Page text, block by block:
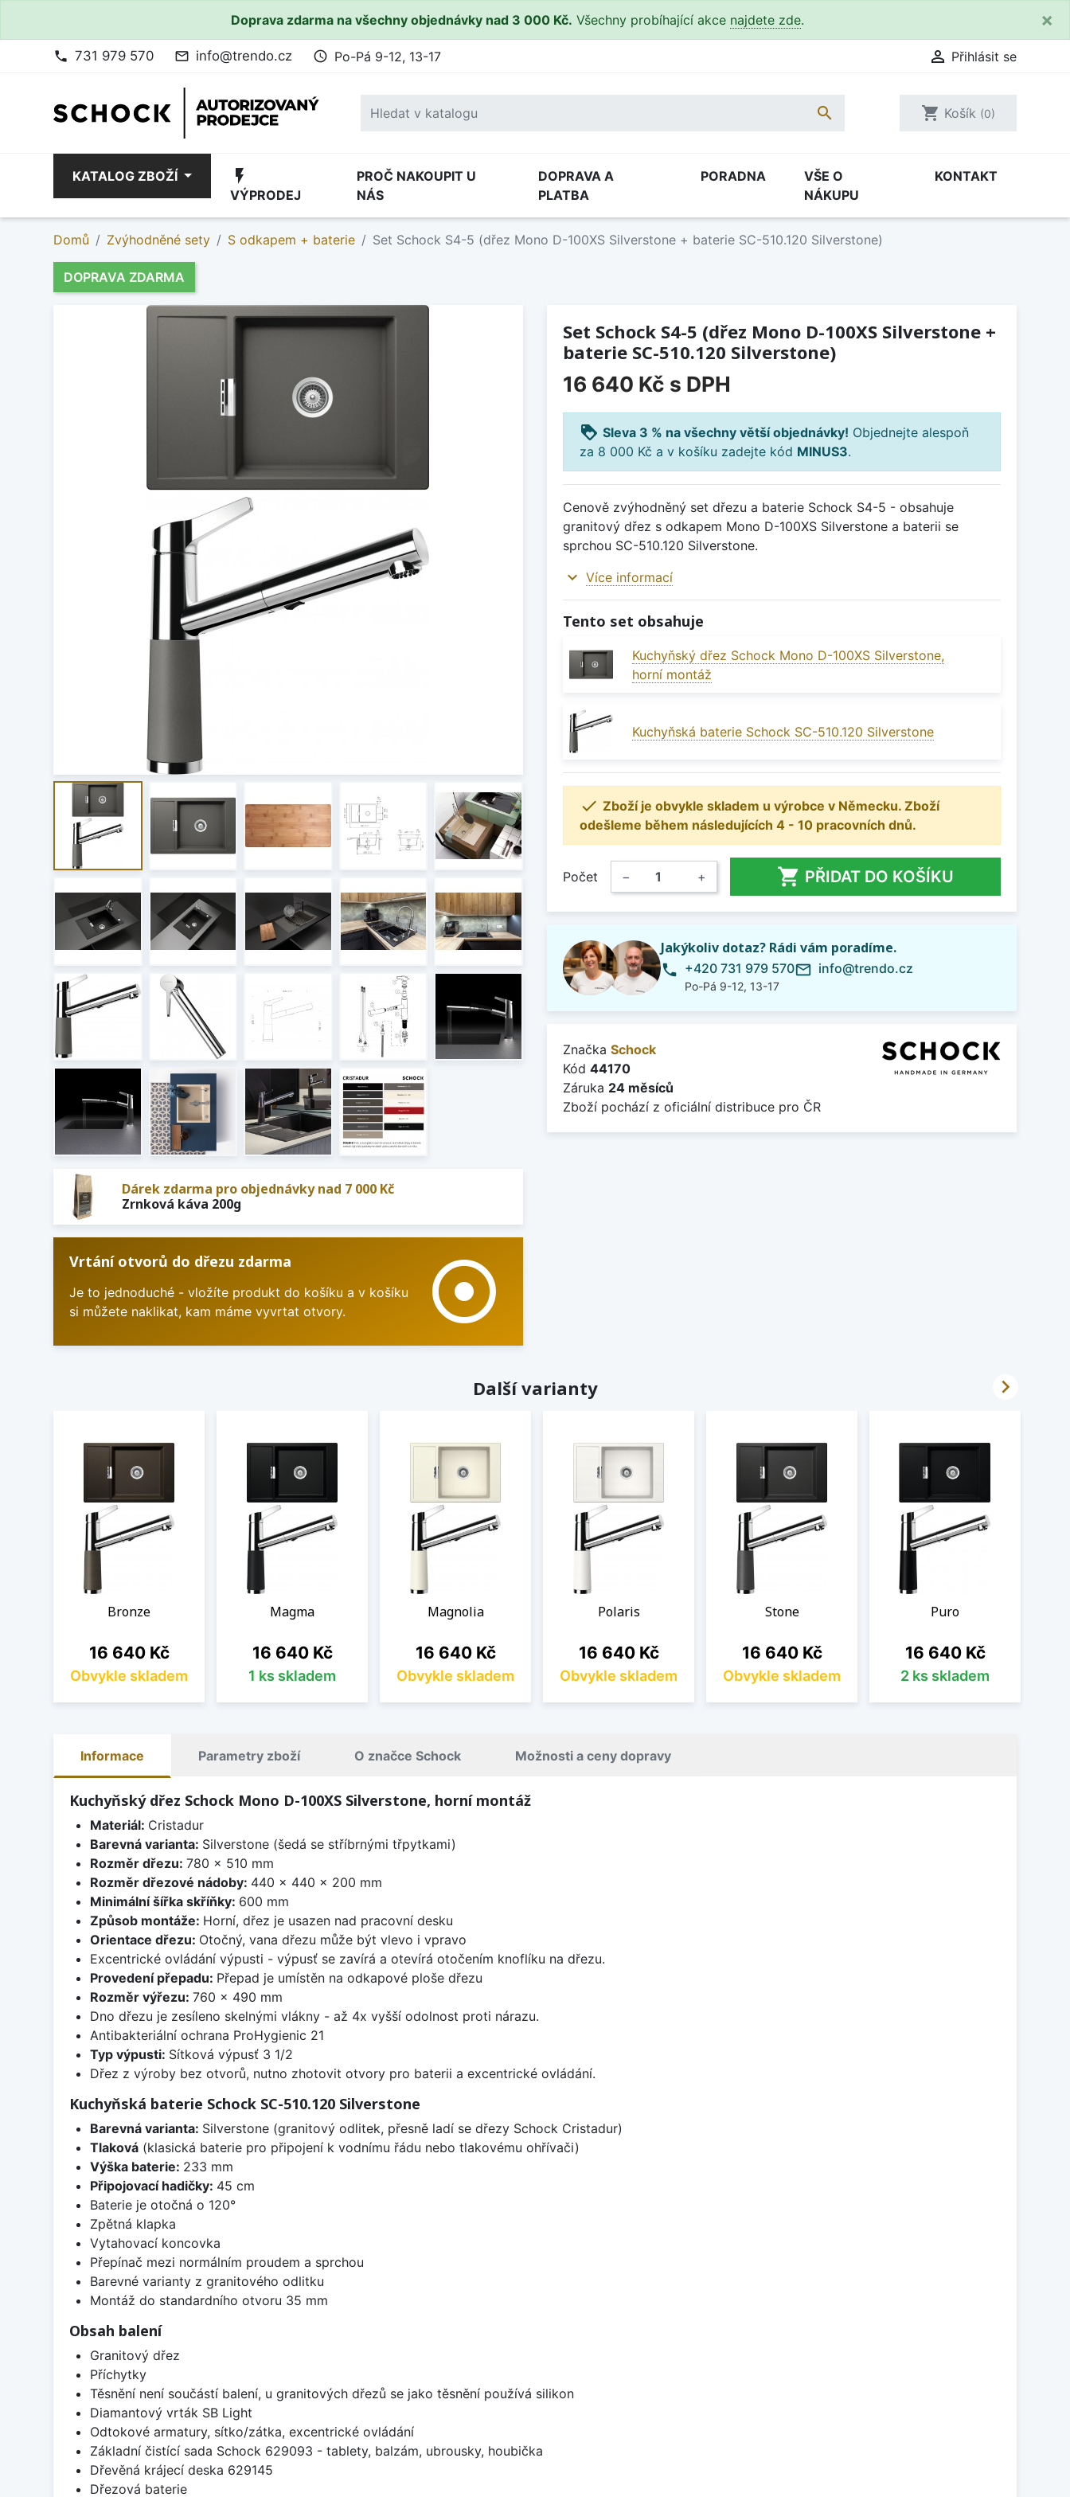
Doprava zdarma na všechny objednávky nad 3 000 Kč. Všechny probíhající akce najdete zde. ×
phone 731 979 570 mail_outline info@trendo.cz access_time Po-Pá 9-12, 13-17  Přihlásit se
 shopping_cart Košík (0)
KATALOG ZBOŽÍ flash_on
VÝPRODEJ
PROČ NAKOUPIT U
NÁS
DOPRAVA A
PLATBA
PORADNA
VŠE O
NÁKUPU
KONTAKT
Domů Zvýhodněné sety S odkapem + baterie Set Schock S4-5 (dřez Mono D-100XS Silverstone + baterie SC-510.120 Silverstone)
DOPRAVA ZDARMA
Dárek zdarma pro objednávky nad 7 000 Kč
Zrnková káva 200g
Vrtání otvorů do dřezu zdarma
Je to jednoduché - vložíte produkt do košíku a v košíku
si můžete naklikat, kam máme vyvrtat otvory.
adjust
Set Schock S4-5 (dřez Mono D-100XS Silverstone +
baterie SC-510.120 Silverstone)
16 640 Kč s DPH
loyalty Sleva 3 % na všechny větší objednávky! Objednejte alespoň
za 8 000 Kč a v košíku zadejte kód MINUS3.
Cenově zvýhodněný set dřezu a baterie Schock S4-5 - obsahuje
granitový dřez s odkapem Mono D-100XS Silverstone a baterii se
sprchou SC-510.120 Silverstone.
expand_more Více informací
Tento set obsahuje
Kuchyňský dřez Schock Mono D-100XS Silverstone,
horní montáž
Kuchyňská baterie Schock SC-510.120 Silverstone
 Zboží je obvykle skladem u výrobce v Německu. Zboží
odešleme během následujících 4 - 10 pracovních dnů.
Počet − +  PŘIDAT DO KOŠÍKU
Jakýkoliv dotaz? Rádi vám poradíme.
phone +420 731 979 570
Po-Pá 9-12, 13-17
mail_outline info@trendo.cz
Značka Schock
Kód 44170
Záruka 24 měsíců
Zboží pochází z oficiální distribuce pro ČR
Další varianty
Bronze
Cena
16 640 Kč
Obvykle skladem
Magma
Cena
16 640 Kč
1 ks skladem
Magnolia
Cena
16 640 Kč
Obvykle skladem
Polaris
Cena
16 640 Kč
Obvykle skladem
Stone
Cena
16 640 Kč
Obvykle skladem
Puro
Cena
16 640 Kč
2 ks skladem

Informace Parametry zboží O značce Schock Možnosti a ceny dopravy
Kuchyňský dřez Schock Mono D-100XS Silverstone, horní montáž
Materiál: Cristadur
Barevná varianta: Silverstone (šedá se stříbrnými třpytkami)
Rozměr dřezu: 780 x 510 mm
Rozměr dřezové nádoby: 440 x 440 x 200 mm
Minimální šířka skříňky: 600 mm
Způsob montáže: Horní, dřez je usazen nad pracovní desku
Orientace dřezu: Otočný, vana dřezu může být vlevo i vpravo
Excentrické ovládání výpusti - výpusť se zavírá a otevírá otočením knoflíku na dřezu.
Provedení přepadu: Přepad je umístěn na odkapové ploše dřezu
Rozměr výřezu: 760 x 490 mm
Dno dřezu je zesíleno skelnými vlákny - až 4x vyšší odolnost proti nárazu.
Antibakteriální ochrana ProHygienic 21
Typ výpusti: Sítková výpusť 3 1/2
Dřez z výroby bez otvorů, nutno zhotovit otvory pro baterii a excentrické ovládání.
Kuchyňská baterie Schock SC-510.120 Silverstone
Barevná varianta: Silverstone (granitový odlitek, přesně ladí se dřezy Schock Cristadur)
Tlaková(klasická baterie pro připojení k vodnímu řádu nebo tlakovému ohřívači)
Výška baterie: 233 mm
Připojovací hadičky: 45 cm
Baterie je otočná o 120°
Zpětná klapka
Vytahovací koncovka
Přepínač mezi normálním proudem a sprchou
Barevné varianty z granitového odlitku
Montáž do standardního otvoru 35 mm
Obsah balení
Granitový dřez
Příchytky
Těsnění není součástí balení, u granitových dřezů se jako těsnění používá silikon
Diamantový vrták SB Light
Odtokové armatury, sítko/zátka, excentrické ovládání
Základní čistící sada Schock 629093 - tablety, balzám, ubrousky, houbička
Dřevěná krájecí deska 629145
Dřezová baterie